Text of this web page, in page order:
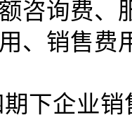
咨询费、
、销售费
下企业